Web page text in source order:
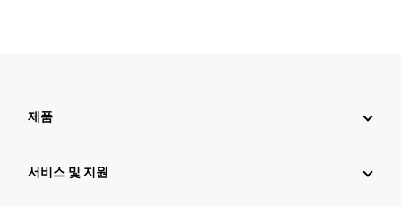
제품
서비스 및 지원